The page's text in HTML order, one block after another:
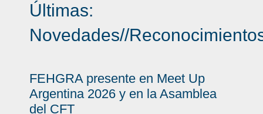
Últimas:
Novedades//
FEHGRA presente en Meet Up
Argentina 2026 y en la Asamblea
del CFT